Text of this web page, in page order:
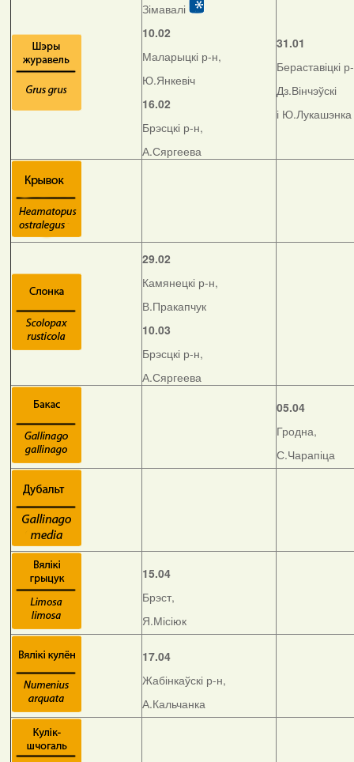
Зімавалі
10.02
Маларыцкі р-н,
Ю.Янкевіч
16.02
Брэсцкі р-н,
А.Сяргеева
31.01
Бераставіцкі
Дз.Вінчэўскі
і Ю.Лукашэнка
29.02
Камянецкі р-н,
В.Пракапчук
10.03
Брэсцкі р-н,
А.Сяргеева
05.04
Гродна,
С.Чарапіца
15.04
Брэст,
Я.Місіюк
17.04
Жабінкаўскі р-н,
А.Кальчанка